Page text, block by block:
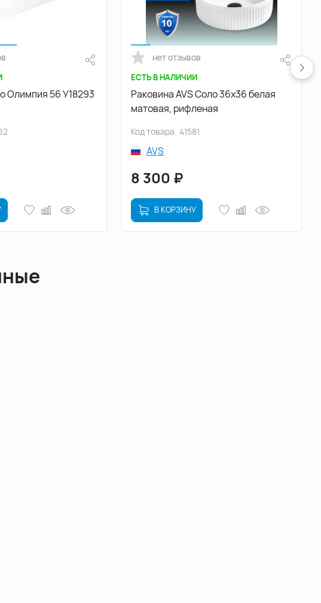
56 У18293
нет отзывов
ЕСТЬ В НАЛИЧИИ
Раковина AVS Соло 36x36 белая
матовая, рифленая
Код товара 41581
AVS
8 300 ₽
В КОРЗИНУ